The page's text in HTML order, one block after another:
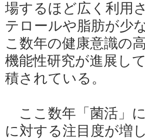
場するほど広く利用
テロールや脂肪が少
こ数年の健康意識の
機能性研究が進展し
積されている。
ここ数年「菌活」
に対する注目度が増